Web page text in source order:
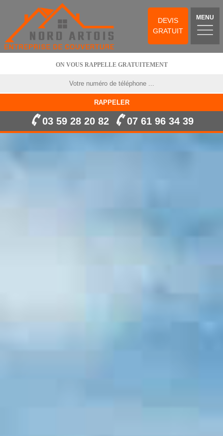
DEVIS
GRATUIT
MENU
ON VOUS RAPPELLE GRATUITEMENT
03 59 28 20 82 07 61 96 34 39